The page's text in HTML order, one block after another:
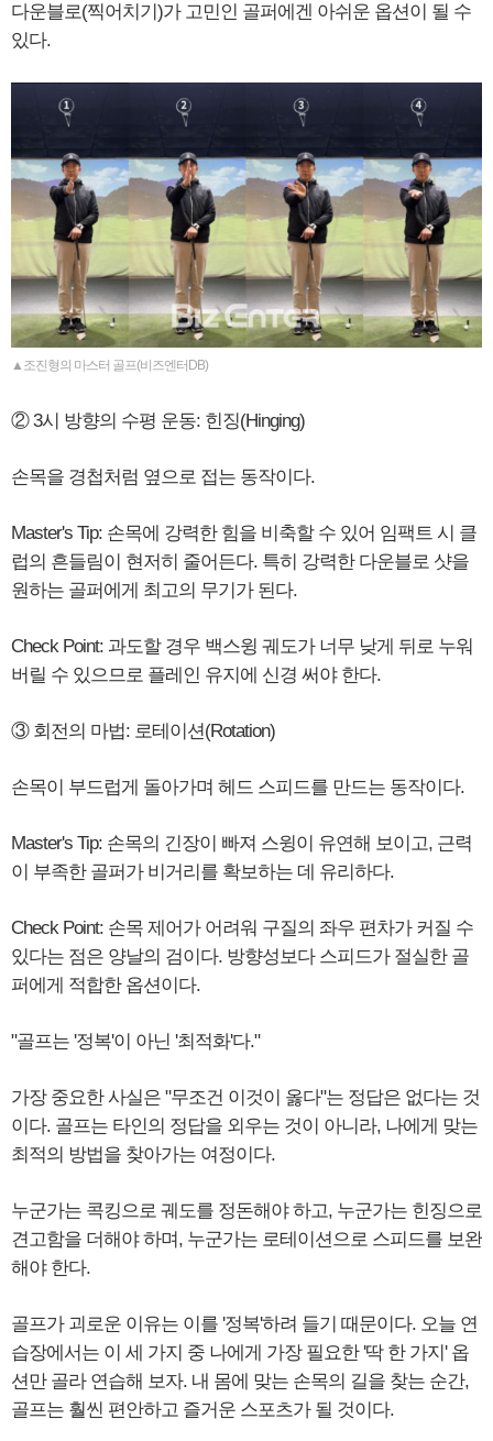
다운블로(찍어치기)가 고민인 골퍼에겐 아쉬운 옵션이 될 수
있다.
▲조진형의 마스터 골프(비즈엔터DB)
② 3시 방향의 수평 운동: 힌징(Hinging)
손목을 경첩처럼 옆으로 접는 동작이다.
Master's Tip: 손목에 강력한 힘을 비축할 수 있어 임팩트 시 클
럽의 흔들림이 현저히 줄어든다. 특히 강력한 다운블로 샷을
원하는 골퍼에게 최고의 무기가 된다.
Check Point: 과도할 경우 백스윙 궤도가 너무 낮게 뒤로 누워
버릴 수 있으므로 플레인 유지에 신경 써야 한다.
③ 회전의 마법: 로테이션(Rotation)
손목이 부드럽게 돌아가며 헤드 스피드를 만드는 동작이다.
Master's Tip: 손목의 긴장이 빠져 스윙이 유연해 보이고, 근력
이 부족한 골퍼가 비거리를 확보하는 데 유리하다.
Check Point: 손목 제어가 어려워 구질의 좌우 편차가 커질 수
있다는 점은 양날의 검이다. 방향성보다 스피드가 절실한 골
퍼에게 적합한 옵션이다.
"골프는 '정복'이 아닌 '최적화'다."
가장 중요한 사실은 "무조건 이것이 옳다"는 정답은 없다는 것
이다. 골프는 타인의 정답을 외우는 것이 아니라, 나에게 맞는
최적의 방법을 찾아가는 여정이다.
누군가는 콕킹으로 궤도를 정돈해야 하고, 누군가는 힌징으로
견고함을 더해야 하며, 누군가는 로테이션으로 스피드를 보완
해야 한다.
골프가 괴로운 이유는 이를 '정복'하려 들기 때문이다. 오늘 연
습장에서는 이 세 가지 중 나에게 가장 필요한 '딱 한 가지' 옵
션만 골라 연습해 보자. 내 몸에 맞는 손목의 길을 찾는 순간,
골프는 훨씬 편안하고 즐거운 스포츠가 될 것이다.